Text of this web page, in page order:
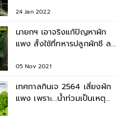
24 Jan 2022
นายกฯ เอาจริงแก้ปัญหาผัก
แพง สั้งใช้ที่ทหารปลูกผักชี ลด
05 Nov 2021
เทศกาลกินเจ 2564 เสี่ยงผัก
แพง เพราะ...น้ำท่วมเป็นเหตุ